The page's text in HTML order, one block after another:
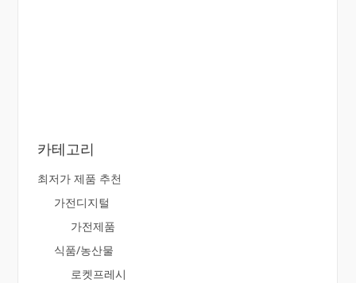
카테고리
최저가 제품 추천
가전디지털
가전제품
식품/농산물
로켓프레시